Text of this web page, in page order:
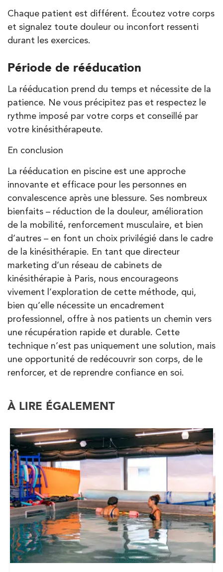
Chaque patient est différent. Écoutez votre corps
et signalez toute douleur ou inconfort ressenti
durant les exercices.
Période de rééducation
La rééducation prend du temps et nécessite de la
patience. Ne vous précipitez pas et respectez le
rythme imposé par votre corps et conseillé par
votre kinésithérapeute.
En conclusion
La rééducation en piscine est une approche
innovante et efficace pour les personnes en
convalescence après une blessure. Ses nombreux
bienfaits – réduction de la douleur, amélioration
de la mobilité, renforcement musculaire, et bien
d’autres – en font un choix privilégié dans le cadre
de la kinésithérapie. En tant que directeur
marketing d’un réseau de cabinets de
kinésithérapie à Paris, nous encourageons
vivement l’exploration de cette méthode, qui,
bien qu’elle nécessite un encadrement
professionnel, offre à nos patients un chemin vers
une récupération rapide et durable. Cette
technique n’est pas uniquement une solution, mais
une opportunité de redécouvrir son corps, de le
renforcer, et de reprendre confiance en soi.
À LIRE ÉGALEMENT